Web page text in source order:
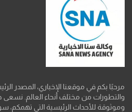
مرحبًا بكم في موقعنا الإخباري، المصدر
والتطورات من مختلف أنحاء العالم. نسعى
وموثوقة للأحداث الرئيسية التي تهمكم،